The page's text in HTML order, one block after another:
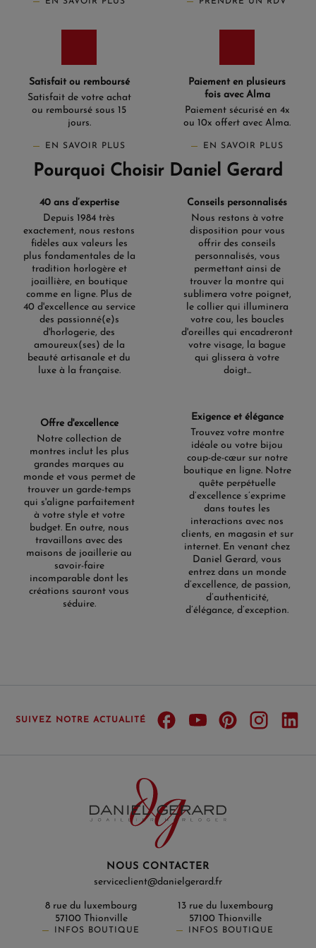
Citizen Femme ?
La sélection Citizen Femme s'adresse à la porteuse qui
de cadrans et ses finitions variées : un seul modèle peut
habiller aussi bien un quotidien que des occasions plus
soignées. Chez Daniel Gérard, nous proposons une
sélection de montres Citizen Femme en tant que
Satisfait ou remboursé
Satisfait de votre achat
ou remboursé sous 15
jours.
EN SAVOIR PLUS
Paiement en plusieurs
fois avec Alma
Paiement sécurisé en 4x
ou 10x offert avec Alma.
EN SAVOIR PLUS
Pourquoi Choisir Daniel Gerard
40 ans d’expertise
Depuis 1984 très
exactement, nous restons
fidèles aux valeurs les
plus fondamentales de la
tradition horlogère et
joaillière, en boutique
comme en ligne. Plus de
40 d'excellence au service
des passionné(e)s
d'horlogerie, des
amoureux(ses) de la
beauté artisanale et du
luxe à la française.
Conseils personnalisés
Nous restons à votre
disposition pour vous
offrir des conseils
personnalisés, vous
permettant ainsi de
trouver la montre qui
sublimera votre poignet,
le collier qui illuminera
votre cou, les boucles
d'oreilles qui encadreront
votre visage, la bague
qui glissera à votre
doigt...
Offre d'excellence
Notre collection de
montres inclut les plus
grandes marques au
monde et vous permet de
trouver un garde-temps
qui s'aligne parfaitement
à votre style et votre
budget. En outre, nous
travaillons avec des
maisons de joaillerie au
savoir-faire
incomparable dont les
créations sauront vous
séduire.
Exigence et élégance
Trouvez votre montre
idéale ou votre bijou
coup-de-cœur sur notre
boutique en ligne. Notre
quête perpétuelle
d’excellence s’exprime
dans toutes les
interactions avec nos
clients, en magasin et sur
internet. En venant chez
Daniel Gerard, vous
entrez dans un monde
d’excellence, de passion,
d’authenticité,
d’élégance, d’exception.
SUIVEZ NOTRE ACTUALITÉ
NOUS CONTACTER
serviceclient@danielgerard.fr
8 rue du luxembourg
57100 Thionville
INFOS BOUTIQUE
13 rue du luxembourg
57100 Thionville
INFOS BOUTIQUE